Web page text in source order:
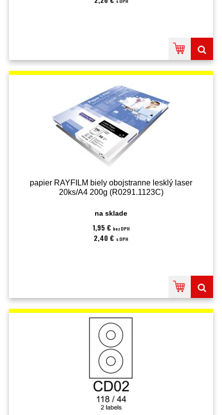
papier RAYFILM biely obojstranne lesklý laser
20ks/A4 200g (R0291.1123C)
na sklade
1,95 € bez DPH
2,40 € s DPH